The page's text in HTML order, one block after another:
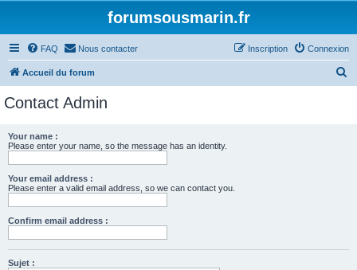
forumsousmarin.fr
FAQ Nous contacter Connexion
Inscription
Accueil du forum
Contact Admin
Your name :
Please enter your name, so the message has an identity.
Your email address :
Please enter a valid email address, so we can contact you.
Confirm email address :
Sujet :